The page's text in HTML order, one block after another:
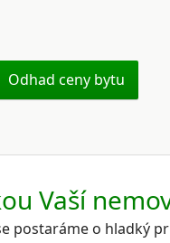
Odhad ceny bytu
Vaší
postaráme o hladký